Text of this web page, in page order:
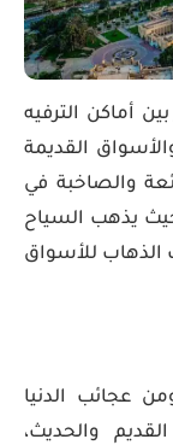
أماكن الترفيه
القديمة
والصاخبة في
يذهب السياح
الذهاب للأسواق
عجائب الدنيا
والحديث،